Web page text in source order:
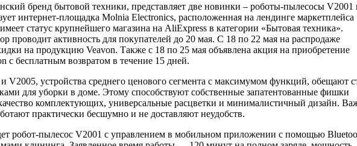
бренд бытовой техники, представляет две новинки – роботы-пылесосы V2001
интернет-площадка Molnia Electronics, расположенная на лендинге маркетплейса
статус крупнейшего магазина на AliExpress в категории «Бытовая техника».
проводит активность для покупателей до 20 мая. С 18 по 22 мая на распродаже
на продукцию Veavon. Также с 18 по 25 мая объявлена акция на приобретение
с бесплатным возвратом в течение 15 дней.
V2005, устройства среднего ценового сегмента с максимумом функций, обещают
для уборки в доме. Этому способствуют собственные запатентованные фишки
комплектующих, универсальные расцветки и минималистичный дизайн.
практически бесшумно и не доставляют неудобств.
робот-пылесос V2001 с управлением в мобильном приложении с помощью